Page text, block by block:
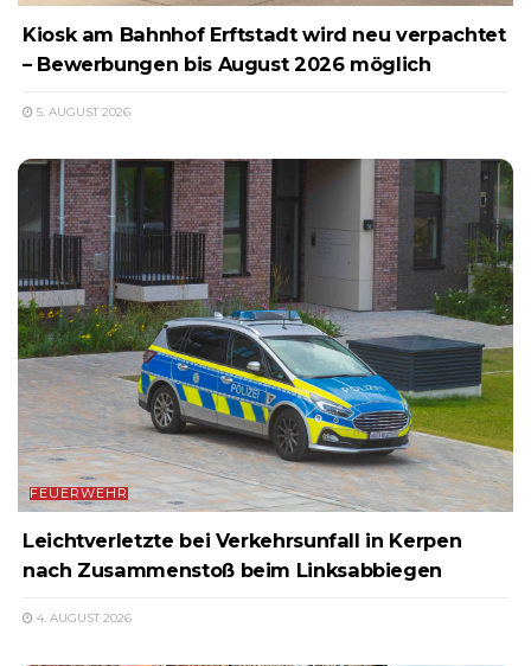
Kiosk am Bahnhof Erftstadt wird neu verpachtet
– Bewerbungen bis August 2026 möglich
5. AUGUST 2026
FEUERWEHR
Leichtverletzte bei Verkehrsunfall in Kerpen
nach Zusammenstoß beim Linksabbiegen
4. AUGUST 2026